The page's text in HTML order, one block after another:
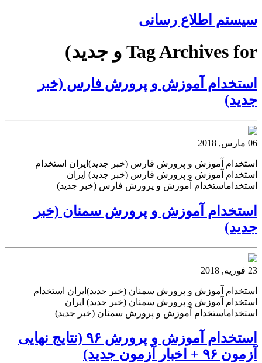
سیستم اطلاع رسانی
Tag Archives for و جدید)
استخدام آموزش و پرورش فارس (خبر
جدید)
06 مارس, 2018
استخدام آموزش و پرورش فارس (خبر جدید)ایران استخدام
استخدام آموزش و پرورش فارس (خبر جدید) ایران
استخداماستخدام آموزش و پرورش فارس (خبر جدید)
استخدام آموزش و پرورش سمنان (خبر
جدید)
23 فوریه, 2018
استخدام آموزش و پرورش سمنان (خبر جدید)ایران استخدام
استخدام آموزش و پرورش سمنان (خبر جدید) ایران
استخداماستخدام آموزش و پرورش سمنان (خبر جدید)
استخدام آموزش و پرورش ۹۶ (نتایج نهایی
آزمون ۹۶ + اخبار آزمون جدید)